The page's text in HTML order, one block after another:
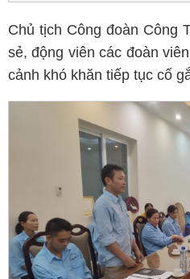
Chủ tịch Công đoàn Công
sẻ, động viên các đoàn
cảnh khó khăn tiếp tục cố